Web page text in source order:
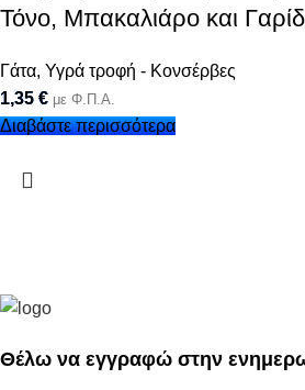
Τόνο, Μπακαλιάρο και
Γάτα, Υγρά τροφή - Κονσέρβες
1,35 € με Φ.Π.Α.
Διαβάστε περισσότερα
Θέλω να εγγραφώ στην